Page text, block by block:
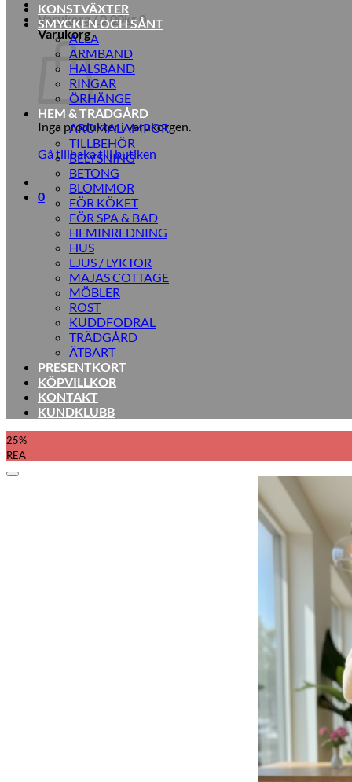
Varukorg /0,00kr 0
Varukorg
Inga produkter i varukorgen.
Gå tillbaka till butiken
0
KONSTVÄXTER
SMYCKEN OCH SÅNT
ALLA
ARMBAND
HALSBAND
RINGAR
ÖRHÄNGE
HEM & TRÄDGÅRD
AROMALAMPOR
TILLBEHÖR
BELYSNING
BETONG
BLOMMOR
FÖR KÖKET
FÖR SPA & BAD
HEMINREDNING
HUS
LJUS / LYKTOR
MAJAS COTTAGE
MÖBLER
ROST
KUDDFODRAL
TRÄDGÅRD
ÄTBART
PRESENTKORT
KÖPVILLKOR
KONTAKT
KUNDKLUBB
25%
REA